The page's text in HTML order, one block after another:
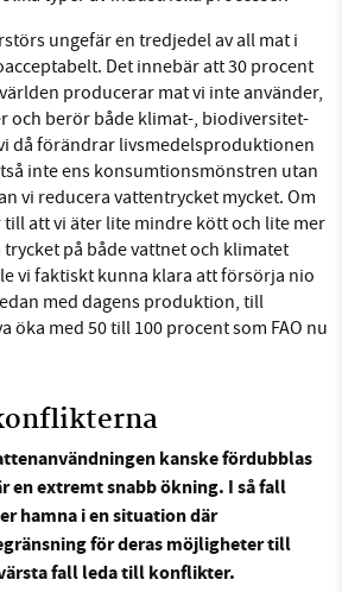
ungefär en tredjedel av all mat i
Det innebär att 30 procent
producerar mat vi inte använder,
och berör både klimat-, biodiversitet-
då förändrar livsmedelsproduktionen
inte ens konsumtionsmönstren utan
vi reducera vattentrycket mycket. Om
till att vi äter lite mindre kött och lite mer
på både vattnet och klimatet
vi faktiskt kunna klara att försörja nio
med dagens produktion, till
öka med 50 till 100 procent som FAO nu
kanske fördubblas
en extremt snabb ökning. I så fall
hamna i en situation där
för deras möjligheter till
fall leda till konflikter.